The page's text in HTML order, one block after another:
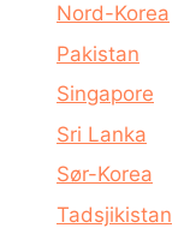
Nord-Korea
Pakistan
Singapore
Sri Lanka
Sør-Korea
Tadsjikistan